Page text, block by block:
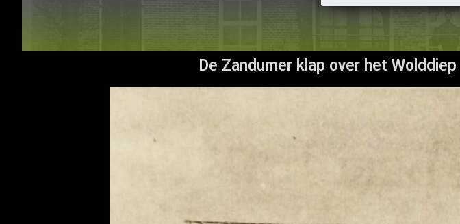
De Zandumer klap over het